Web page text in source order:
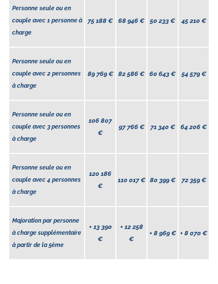
Personne seule ou en
couple avec 1 personne à
charge
75 188 € 68 946 € 50 233 € 45 210 €
Personne seule ou en
couple avec 2 personnes
à charge
89 769 € 82 586 € 60 643 € 54 579 €
Personne seule ou en
couple avec 3 personnes
à charge
106 807
€
97 766 € 71 340 € 64 206 €
Personne seule ou en
couple avec 4 personnes
à charge
120 186
€
110 017€ 80 399 € 72 359 €
Majoration par personne
à charge supplémentaire
à partir de la 5ème
+ 13 390
€
+ 12 258
€
+ 8 969 € + 8 070 €